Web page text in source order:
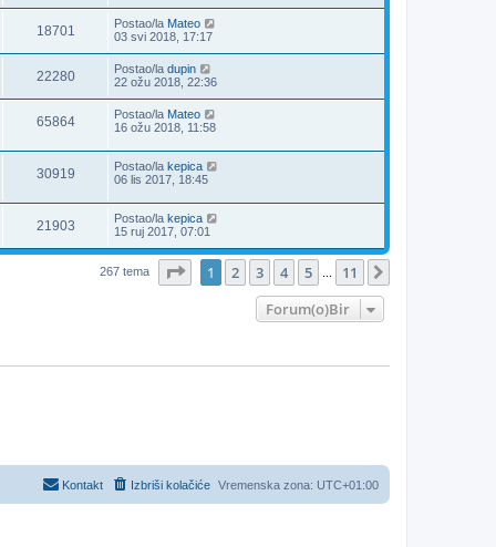
18701 Postao/la Mateo
03 svi 2018, 17:17
22280 Postao/la dupin
22 ožu 2018, 22:36
65864 Postao/la Mateo
16 ožu 2018, 11:58
30919 Postao/la kepica
06 lis 2017, 18:45
21903 Postao/la kepica
15 ruj 2017, 07:01
267 tema Stranica: 1/ .
1 2 3 4 5 11
Forum(o)Bir
Vremenska zona: UTC+01:00
Izbriši kolačiće
Kontakt